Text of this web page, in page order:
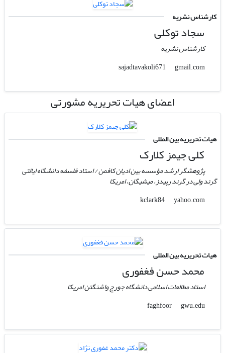
کارشناس نشریه
سجاد توکلی
کارشناس نشریه
sajadtavakoli671
gmail.com
اعضای هیات تحریریه مشورتی
هیات تحریریه بین المللی
کلی جیمز کلارک
پژوهشگر ارشد مؤسسه بین ادیان کافمن / استاد فلسفه دانشگاه ایالتی
گرند ولی در گرند رپیدز، میشیگان، امریکا
kclark84
yahoo.com
هیات تحریریه بین المللی
محمد حسن فغفوری
استاد مطالعات اسلامی دانشگاه جورج واشنگتن امریکا
faghfoor
gwu.edu